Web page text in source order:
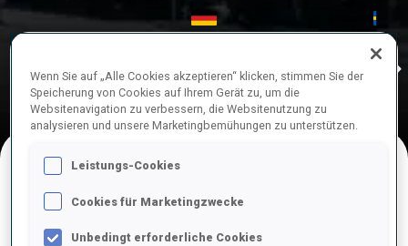
26—29 Nov.
IDREIdre
NACHFOLGENDE WETTKÄMPFE
Wenn Sie auf „Alle Cookies akzeptieren“ klicken, stimmen Sie der
Speicherung von Cookies auf Ihrem Gerät zu, um die
Websitenavigation zu verbessern, die Websitenutzung zu
analysieren und unsere Marketingbemühungen zu unterstützen.
Leistungs-Cookies
Cookies für Marketingzwecke
Unbedingt erforderliche Cookies